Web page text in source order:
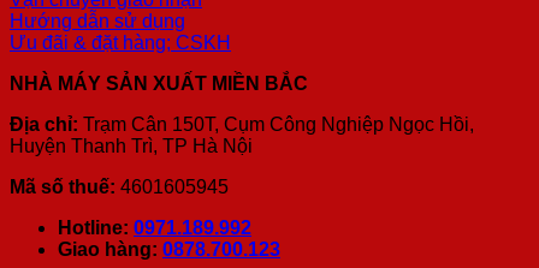
Hướng dẫn sử dụng
Ưu đãi & đặt hàng; CSKH
NHÀ MÁY SẢN XUẤT MIỀN BẮC
Địa chỉ: Trạm Cân 150T, Cụm Công Nghiệp Ngọc Hồi,
Huyện Thanh Trì, TP Hà Nội
Mã số thuế: 4601605945
Hotline: 0971.189.992
Giao hàng: 0878.700.123